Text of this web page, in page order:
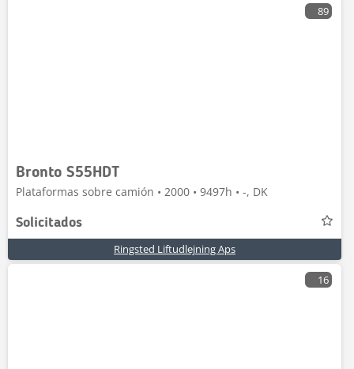
89
Bronto S55HDT
Plataformas sobre camión • 2000 • 9497h • -, DK
Solicitados
Ringsted Liftudlejning Aps
16